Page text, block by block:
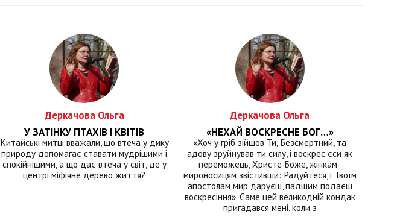
Деркачова Ольга
У ЗАТІНКУ ПТАХІВ І КВІТІВ
Китайські митці вважали, що втеча у дику
природу допомагає ставати мудрішими і
спокійнішими, а що дає втеча у світ, де у
центрі міфічне дерево життя?
Деркачова Ольга
«НЕХАЙ ВОСКРЕСНЕ БОГ…»
«Хоч у гріб зійшов Ти, Безсмертний, та
адову зруйнував ти силу, і воскрес єси як
переможець, Христе Боже, жінкам-
мироносицям звістивши: Радуйтеся, і Твоїм
апостолам мир даруєш, падшим подаєш
воскресіння». Саме цей великодній кондак
пригадався мені, коли з